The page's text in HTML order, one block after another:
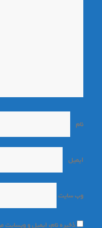
نام
ایمیل
وب‌ سایت
ذخیره نام، ایمیل و وبسایت